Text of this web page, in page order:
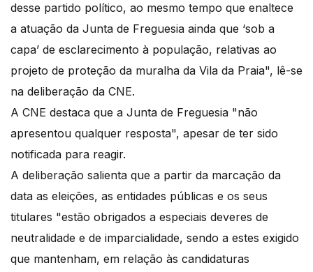
desse partido político, ao mesmo tempo que enaltece
a atuação da Junta de Freguesia ainda que ‘sob a
capa’ de esclarecimento à população, relativas ao
projeto de proteção da muralha da Vila da Praia", lê-se
na deliberação da CNE.
A CNE destaca que a Junta de Freguesia "não
apresentou qualquer resposta", apesar de ter sido
notificada para reagir.
A deliberação salienta que a partir da marcação da
data as eleições, as entidades públicas e os seus
titulares "estão obrigados a especiais deveres de
neutralidade e de imparcialidade, sendo a estes exigido
que mantenham, em relação às candidaturas